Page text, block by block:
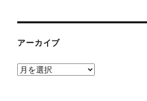
アーカイブ
ア